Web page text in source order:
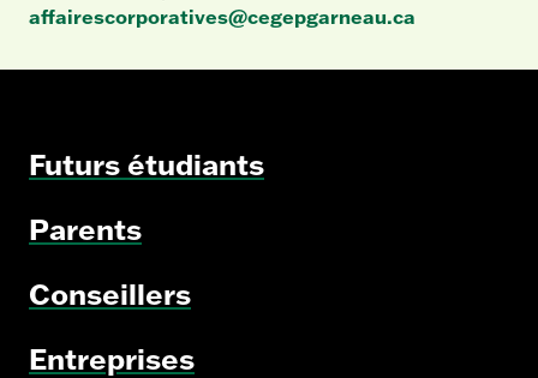
affairescorporatives@cegepgarneau.ca
Futurs étudiants
Parents
Conseillers
Entreprises